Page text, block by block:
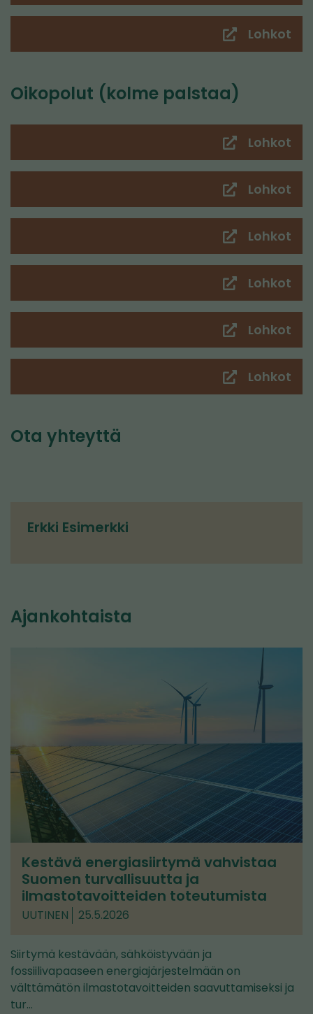
Lohkot
Oikopolut (kolme palstaa)
Lohkot
Lohkot
Lohkot
Lohkot
Lohkot
Lohkot
Ota yhteyttä
Erkki Esimerkki
Ajankohtaista
Kestävä energiasiirtymä vahvistaa
Suomen turvallisuutta ja
ilmastotavoitteiden toteutumista
UUTINEN 25.5.2026
Siirtymä kestävään, sähköistyvään ja
fossiilivapaaseen energiajärjestelmään on
välttämätön ilmastotavoitteiden saavuttamiseksi ja
tur…